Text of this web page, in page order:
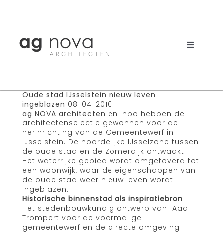
Toggle
Nieuws
Aanpak
Bureau
Search
for:
Oude stad IJsselstein nieuw leven
ingeblazen 08-04-2010
ag NOVA architecten en Inbo hebben de
architectenselectie gewonnen voor de
herinrichting van de Gemeentewerf in
IJsselstein. De noordelijke IJsselzone tussen
de oude stad en de Zomerdijk ontwaakt.
Het waterrijke gebied wordt omgetoverd tot
een woonwijk, waar de eigenschappen van
de oude stad weer nieuw leven wordt
ingeblazen.
Historische binnenstad als inspiratiebron
Het stedenbouwkundig ontwerp van Aad
Trompert voor de voormalige
gemeentewerf en de directe omgeving